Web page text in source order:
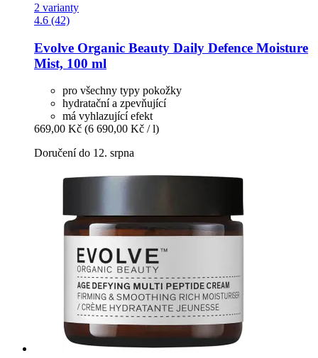
2 varianty
4.6 (42)
Evolve Organic Beauty Daily Defence Moisture
Mist, 100 ml
pro všechny typy pokožky
hydratační a zpevňující
má vyhlazující efekt
669,00 Kč (6 690,00 Kč / l)
Doručení do 12. srpna